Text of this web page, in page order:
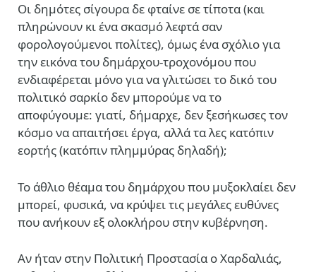
Οι δημότες σίγουρα δε φταίνε σε τίποτα (και
πληρώνουν κι ένα σκασμό λεφτά σαν
φορολογούμενοι πολίτες), όμως ένα σχόλιο για
την εικόνα του δημάρχου-τροχονόμου που
ενδιαφέρεται μόνο για να γλιτώσει το δικό του
πολιτικό σαρκίο δεν μπορούμε να το
αποφύγουμε: γιατί, δήμαρχε, δεν ξεσήκωσες τον
κόσμο να απαιτήσει έργα, αλλά τα λες κατόπιν
εορτής (κατόπιν πλημμύρας δηλαδή);
Το άθλιο θέαμα του δημάρχου που μυξοκλαίει δεν
μπορεί, φυσικά, να κρύψει τις μεγάλες ευθύνες
που ανήκουν εξ ολοκλήρου στην κυβέρνηση.
Αν ήταν στην Πολιτική Προστασία ο Χαρδαλιάς,